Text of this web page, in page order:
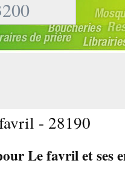
- 28190
Le favril et ses